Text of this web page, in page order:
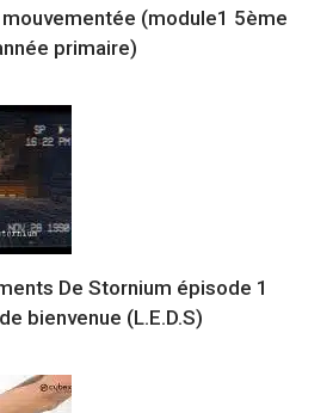
(module1 5ème
primaire)
De Stornium épisode 1
bienvenue (L.E.D.S)